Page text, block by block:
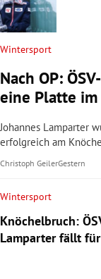
Wintersport
Nach OP:
eine Platte
Johannes Lamparter
erfolgreich am
Christoph GeilerGestern
Wintersport
Knöchelbruch:
Lamparter fällt